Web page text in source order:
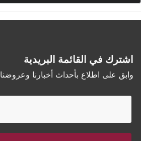
اشترك في القائمة البريدية
وابق على اطلاع بأحداث أخبارنا وعروضنا